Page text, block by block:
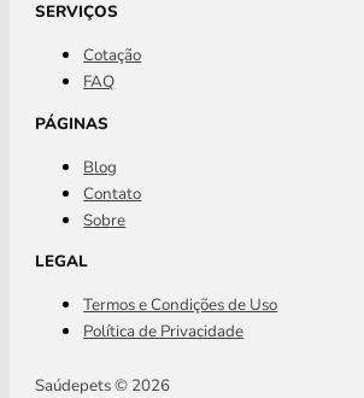
SERVIÇOS
Cotação
FAQ
PÁGINAS
Blog
Contato
Sobre
LEGAL
Termos e Condições de Uso
Política de Privacidade
Saúdepets © 2026